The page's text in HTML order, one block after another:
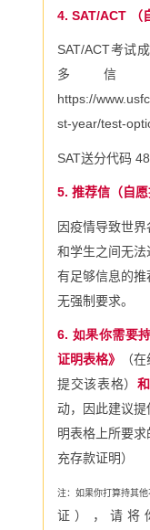
4. SAT/ACT （
SAT/ACT考试
多信
https://
st-year/test-
SAT送分代码
5. 推荐信（自愿
因疫情导致世
和学生之间无
有足够信息的推
无强制要求。
6. 如果你需要
证明表格》
（
提交该表格）
动，因此建议
明表格上所要
充存款证明）
注：如果你打算持其
证），请将